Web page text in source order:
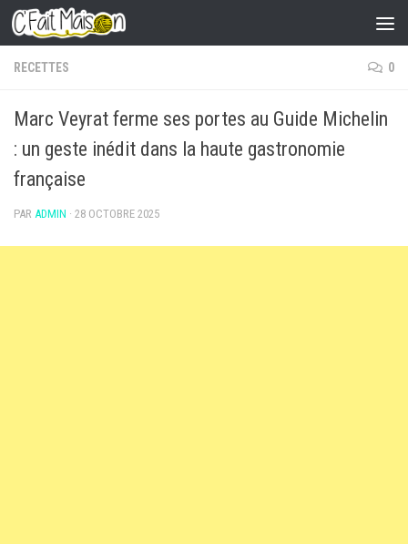
Skip to content
RECETTES 0
Marc Veyrat ferme ses portes au Guide Michelin
: un geste inédit dans la haute gastronomie
française
PAR ADMIN · 28 OCTOBRE 2025